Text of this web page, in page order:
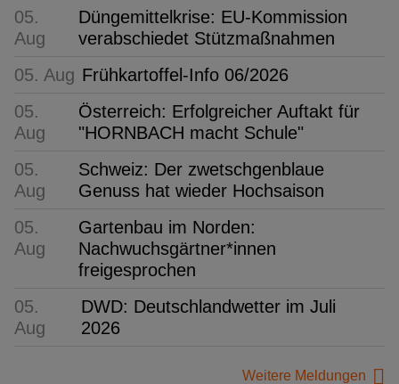
05.
Aug
Düngemittelkrise: EU-Kommission
verabschiedet Stützmaßnahmen
05. Aug Frühkartoffel-Info 06/2026
05.
Aug
Österreich: Erfolgreicher Auftakt für
"HORNBACH macht Schule"
05.
Aug
Schweiz: Der zwetschgenblaue
Genuss hat wieder Hochsaison
05.
Aug
Gartenbau im Norden:
Nachwuchsgärtner*innen
freigesprochen
05.
Aug
DWD: Deutschlandwetter im Juli
2026
Weitere Meldungen